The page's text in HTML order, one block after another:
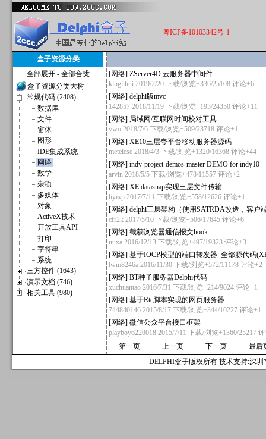
粤ICP备10103342号-1
盒子资源分类
全部展开- 全部合拢
盒子资源分类大树
常规代码 (2408)
数据库
文件
窗体
图形
IDE集成系统
网络
数学
杂项
多媒体
对象
ActiveX技术
开放工具API
打印
字符串
系统
三方控件 (1643)
演示文档 (746)
相关工具 (980)
[网络] ZServer4D 云服务器中间件
kinglihui 2019/2/20 下载/浏览+336/25108 评论+6
[网络] delphi版mvc
142857 2018/11/19 下载/浏览+193/24350 评论+11
[网络] 局域网/互联网时间校对工具
ywo 2018/7/6 下载/浏览+509/23718 评论+1
[网络] XE10三层夸平台移动服务器源码
metelese 2018/4/3 下载/浏览+1320/16368 评论+44
[网络] indy-project-demos-master DEMO for indy10
arvin 2018/5/5 下载/浏览+478/11557 评论+2
[网络] XE datasnap实现三层文件传输
liyixp 2017/7/11 下载/浏览+558/12626 评论+1
[网络] delphi三层架构（使用SATRDA改造，客户
cfr2k 2017/5/10 下载/浏览+506/17645 评论+6
[网络] 截获浏览器通信报文hook
uuxa 2016/12/13 下载/浏览+497/19323 评论+3
[网络] 基于IOCP模型的端口转发器_全部源代码
lwm8246a 2016/11/30 下载/浏览+572/11178 评论+2
[网络] BT种子服务器Delphi代码
xuchuantao 2016/7/31 下载/浏览+214/9024 评论+1
[网络] 基于Rtc脚本实现的网页服务器
744840146 2015/8/17 下载/浏览+344/10227 评论+1
[网络] 微信公众平台接口框架
playboy6220018 2015/7/11 下载/浏览+1360/25217
第一页
上一页 下一页
最后
DELPHI盒子版权所有 技术支持:深